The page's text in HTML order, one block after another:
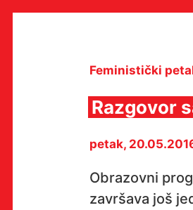
PROGRAMI I PROJEKTI
VIDEO I AUDIO ARHIVA
IZDAVAŠTVO
Feministički
Razgovor
petak,
Obrazovni
završava još